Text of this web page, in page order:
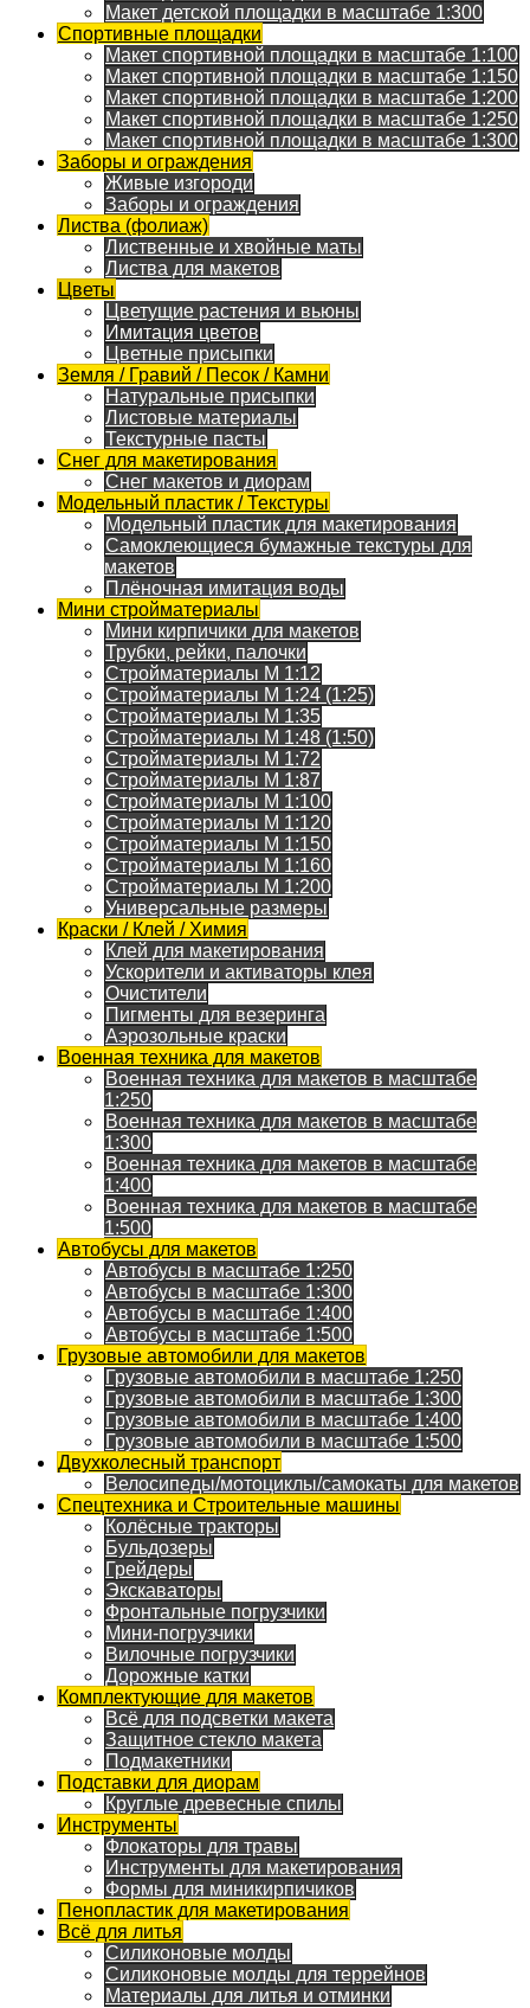
Макет детской площадки в масштабе 1:300
Спортивные площадки
Макет спортивной площадки в масштабе 1:100
Макет спортивной площадки в масштабе 1:150
Макет спортивной площадки в масштабе 1:200
Макет спортивной площадки в масштабе 1:250
Макет спортивной площадки в масштабе 1:300
Заборы и ограждения
Живые изгороди
Заборы и ограждения
Листва (фолиаж)
Лиственные и хвойные маты
Листва для макетов
Цветы
Цветущие растения и вьюны
Имитация цветов
Цветные присыпки
Земля / Гравий / Песок / Камни
Натуральные присыпки
Листовые материалы
Текстурные пасты
Снег для макетирования
Снег макетов и диорам
Модельный пластик / Текстуры
Модельный пластик для макетирования
Самоклеющиеся бумажные текстуры для
макетов
Плёночная имитация воды
Мини стройматериалы
Мини кирпичики для макетов
Трубки, рейки, палочки
Стройматериалы M 1:12
Стройматериалы M 1:24 (1:25)
Стройматериалы M 1:35
Стройматериалы M 1:48 (1:50)
Стройматериалы M 1:72
Стройматериалы M 1:87
Стройматериалы M 1:100
Стройматериалы M 1:120
Стройматериалы M 1:150
Стройматериалы M 1:160
Стройматериалы M 1:200
Универсальные размеры
Краски / Клей / Химия
Клей для макетирования
Ускорители и активаторы клея
Очистители
Пигменты для везеринга
Аэрозольные краски
Военная техника для макетов
Военная техника для макетов в масштабе
1:250
Военная техника для макетов в масштабе
1:300
Военная техника для макетов в масштабе
1:400
Военная техника для макетов в масштабе
1:500
Автобусы для макетов
Автобусы в масштабе 1:250
Автобусы в масштабе 1:300
Автобусы в масштабе 1:400
Автобусы в масштабе 1:500
Грузовые автомобили для макетов
Грузовые автомобили в масштабе 1:250
Грузовые автомобили в масштабе 1:300
Грузовые автомобили в масштабе 1:400
Грузовые автомобили в масштабе 1:500
Двухколесный транспорт
Велосипеды/мотоциклы/самокаты для макетов
Спецтехника и Строительные машины
Колёсные тракторы
Бульдозеры
Грейдеры
Экскаваторы
Фронтальные погрузчики
Мини-погрузчики
Вилочные погрузчики
Дорожные катки
Комплектующие для макетов
Всё для подсветки макета
Защитное стекло макета
Подмакетники
Подставки для диорам
Круглые древесные спилы
Инструменты
Флокаторы для травы
Инструменты для макетирования
Формы для миникирпичиков
Пенопластик для макетирования
Всё для литья
Силиконовые молды
Силиконовые молды для террейнов
Материалы для литья и отминки